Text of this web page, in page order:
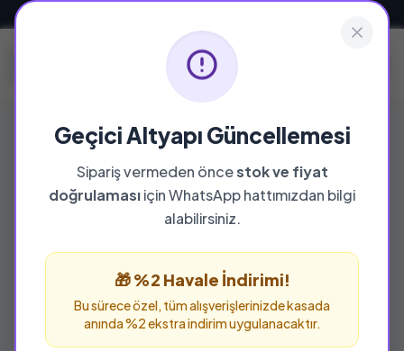
Geçici Altyapı Güncellemesi
Sipariş vermeden öncestok ve fiyat
doğrulamasıiçin WhatsApp hattımızdan bilgi
alabilirsiniz.
🎁 %2 Havale İndirimi!
Bu sürece özel, tüm alışverişlerinizde kasada
anında %2 ekstra indirim uygulanacaktır.